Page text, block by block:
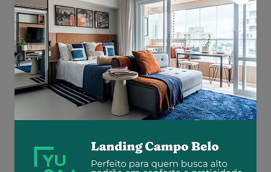
Aluguel R$ 1.777
Total R$ 2.843
Similar a sua busca
Em breve